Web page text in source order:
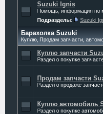
Suzuki Ignis
Помощь, информация по
Подразделы: Suzuki
Барахолка Suzuki
Куплю, Продам запчасти,
Куплю запчасти
Раздел о покупке
Продам запчасти
Раздел о продаже
Куплю автомобиль
Раздел о покупке